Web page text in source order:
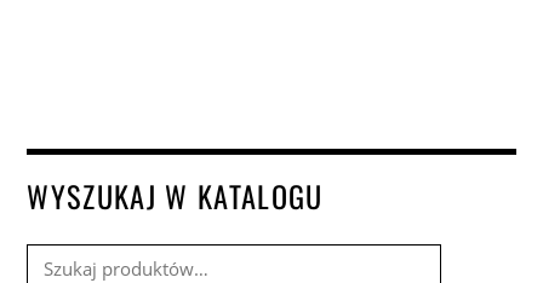
WYSZUKAJ W KATALOGU
Szukaj: